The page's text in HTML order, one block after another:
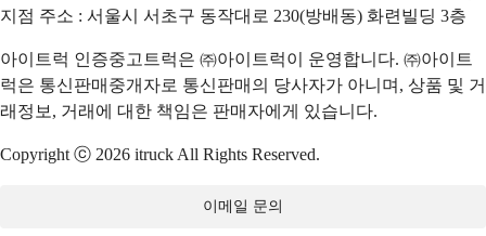
지점 주소 : 서울시 서초구 동작대로 230(방배동) 화련빌딩 3층
아이트럭 인증중고트럭은 ㈜아이트럭이 운영합니다. ㈜아이트
럭은 통신판매중개자로 통신판매의 당사자가 아니며, 상품 및 거
래정보, 거래에 대한 책임은 판매자에게 있습니다.
Copyright ⓒ 2026 itruck All Rights Reserved.
이메일 문의